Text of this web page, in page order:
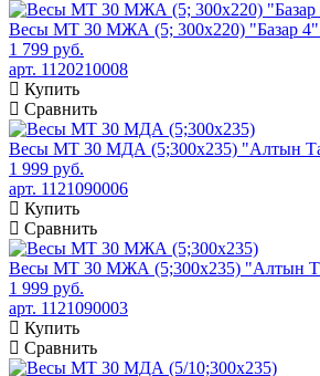
Весы МТ 30 МЖА (5; 300х220) "Базар
1 799 руб.
арт. 1120210008
Купить
Сравнить
Весы МТ 30 МДА (5;300x235) "Алтын
1 999 руб.
арт. 1121090006
Купить
Сравнить
Весы МТ 30 МЖА (5;300x235) "Алтын
1 999 руб.
арт. 1121090003
Купить
Сравнить